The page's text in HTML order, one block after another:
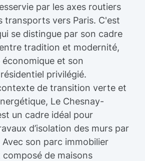
par les axes routiers
transports vers Paris. C'est
se distingue par son cadre
tradition et modernité,
et son
privilégié.
de transition verte et
Le Chesnay-
un cadre idéal pour
d’isolation des murs par
Avec son parc immobilier
de maisons